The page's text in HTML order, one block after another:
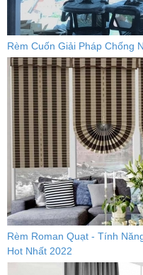
Rèm Cuốn Giải Pháp Chống
Rèm Roman Quạt - Tính
Hot Nhất 2022